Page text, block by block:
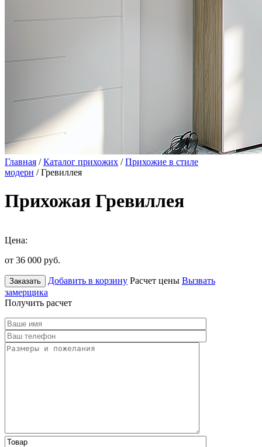
Главная /Каталог прихожих /Прихожие в стиле
модерн / Гревиллея
Прихожая Гревиллея
Цена:
от 36 000 руб.
Заказать Добавить в корзину Расчет цены Вызвать
замерщика
Получить расчет